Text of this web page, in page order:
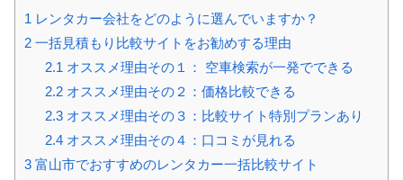
1 レンタカー会社をどのように選んでいますか？
2 一括見積もり比較サイトをお勧めする理由
2.1オススメ理由その１： 空車検索が一発でできる
2.2オススメ理由その２：価格比較できる
2.3オススメ理由その３：比較サイト特別プランあり
2.4オススメ理由その４：口コミが見れる
3 富山市でおすすめのレンタカー一括比較サイト